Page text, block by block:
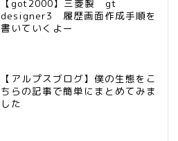
【got2000】三菱製 gt
designer3 履歴画面作成手順を
書いていくよー
【アルプスブログ】僕の生態をこ
ちらの記事で簡単にまとめてみま
した